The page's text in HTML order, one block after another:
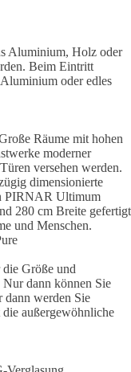
Aluminium, Holz oder
Beim Eintritt
oder edles
Räume mit hohen
moderner
versehen werden.
dimensionierte
PIRNAR Ultimum
280 cm Breite gefertigt
und Menschen.
Größe und
dann können Sie
werden Sie
außergewöhnliche